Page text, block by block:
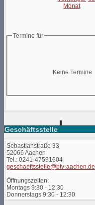
Termine für
Keine Termine
Geschäftsstelle
Sebastianstraße 33
52066 Aachen
Tel.: 0241-47591604
geschaeftsstelle@btv-aachen.de
Öffnungszeiten:
Montags 9:30 - 12:30
Donnerstags 9:30 - 12:30